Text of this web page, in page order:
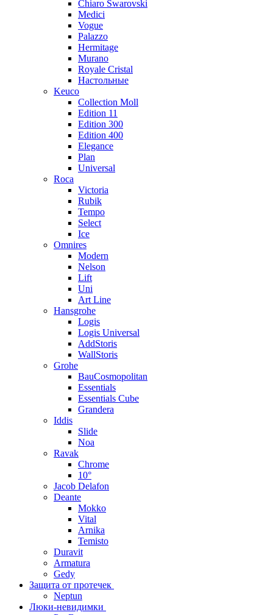
Chiaro Swarovski
Medici
Vogue
Palazzo
Hermitage
Murano
Royale Cristal
Настольные
Keuco
Collection Moll
Edition 11
Edition 300
Edition 400
Elegance
Plan
Universal
Roca
Victoria
Rubik
Tempo
Select
Ice
Omnires
Modern
Nelson
Lift
Uni
Art Line
Hansgrohe
Logis
Logis Universal
AddStoris
WallStoris
Grohe
BauCosmopolitan
Essentials
Essentials Cube
Grandera
Iddis
Slide
Noa
Ravak
Chrome
10°
Jacob Delafon
Deante
Mokko
Vital
Arnika
Temisto
Duravit
Armatura
Gedy
Защита от протечек
Neptun
Люки-невидимки